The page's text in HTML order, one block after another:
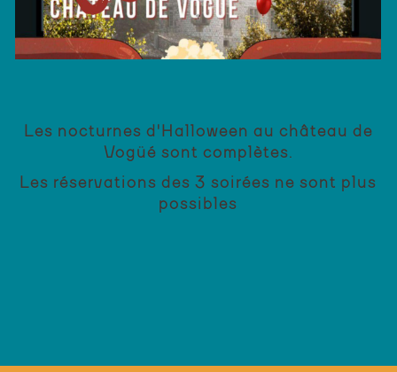
Les nocturnes d'Halloween au château de
Vogüé sont complètes.
Les réservations des 3 soirées ne sont plus
possibles